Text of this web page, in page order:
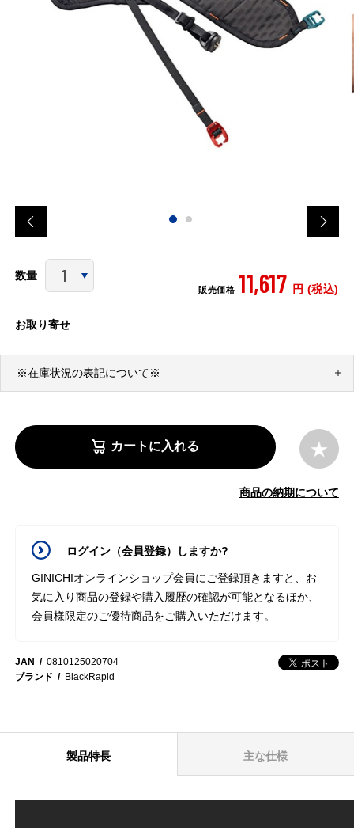
数量
販売価格 11,617 円 (税込)
お取り寄せ
※在庫状況の表記について※
カートに入れる
商品の納期について
ログイン（会員登録）しますか?
GINICHIオンラインショップ会員にご登録頂きますと、お
気に入り商品の登録や購入履歴の確認が可能となるほか、
会員様限定のご優待商品をご購入いただけます。
JAN
0810125020704
ブランド
BlackRapid
製品特長 主な仕様